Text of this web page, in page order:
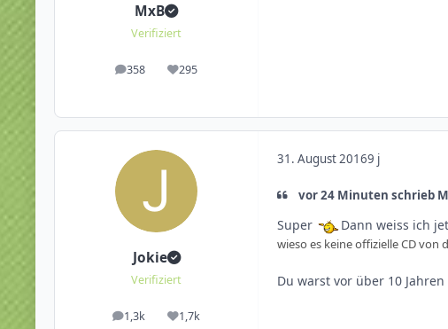
MxB
Verifiziert
358
Beiträge 295
Reputation
Jokie
Verifiziert
1,3k
Beiträge 1,7k
Reputation
31. August 20169 j
vor 24 Minuten schrieb
Super Dann weiss ich
wieso es keine offizielle CD von
Du warst vor über 10